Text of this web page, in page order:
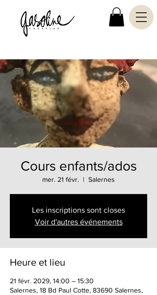
Cours enfants/ados
mer. 21 févr.
  |
Salernes
Les inscriptions sont closes
Voir d'autres événements
Heure et lieu
21 févr. 2029, 14:00 – 15:30
Salernes, 18 Bd Paul Cotte, 83690 Salernes,